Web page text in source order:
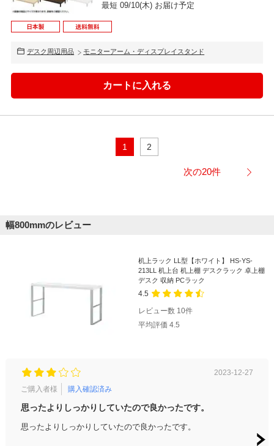
最短 09/10(木) お届け予定
デスク周辺用品 モニターアーム・ディスプレイスタンド
1 2
次の20件
幅800mmのレビュー
机上ラック LL型【ホワイト】 HS-YS-
213LL 机上台 机上棚 デスクラック 卓上棚
デスク 収納 PCラック
4.5
レビュー数 10件
平均評価 4.5
2023-12-27
ご購入者様
購入確認済み
思ったよりしっかりしていたので良かったです。
思ったよりしっかりしていたので良かったです。
っ